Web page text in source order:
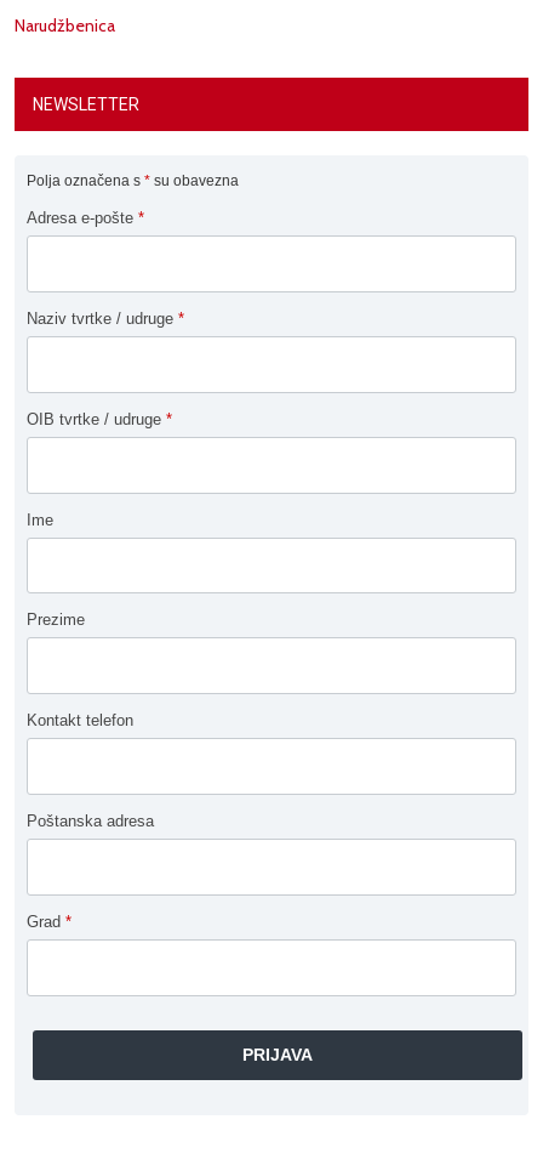
Narudžbenica
NEWSLETTER
Polja označena s * su obavezna
Adresa e-pošte *
Naziv tvrtke / udruge *
OIB tvrtke / udruge *
Ime
Prezime
Kontakt telefon
Poštanska adresa
Grad *